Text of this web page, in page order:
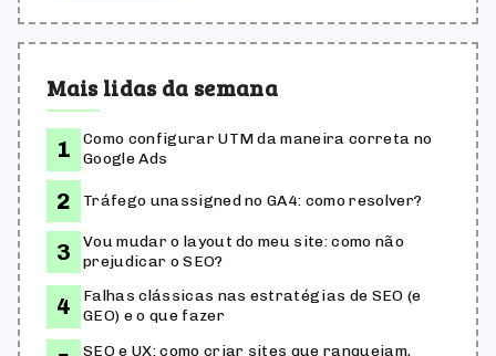
Mais lidas da semana
Como configurar UTM da maneira correta no
Google Ads
Tráfego unassigned no GA4: como resolver?
Vou mudar o layout do meu site: como não
prejudicar o SEO?
Falhas clássicas nas estratégias de SEO (e
GEO) e o que fazer
SEO e UX: como criar sites que ranqueiam,